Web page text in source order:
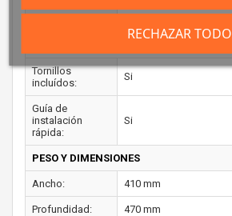
Tornillos
incluídos:
Si
Guía de
instalación
rápida:
Si
PESO Y DIMENSIONES
Ancho: 410 mm
Profundidad: 470 mm
RECHAZAR TODO